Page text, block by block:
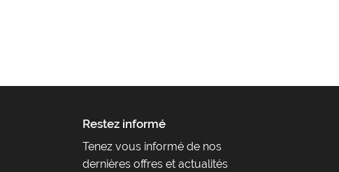
Restez informé
Tenez vous informé de nos
dernières offres et actualités